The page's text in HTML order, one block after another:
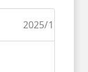
2025/11